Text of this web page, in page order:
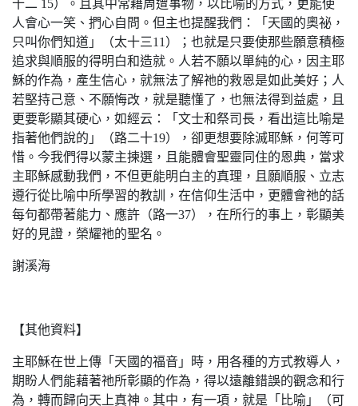
十二 15）。且其中常藉周遭事物，以比喻的方式，更能使
人會心一笑、捫心自問。但主也提醒我們：「天國的奧祕，
只叫你們知道」（太十三11）；也就是只要使那些願意積極
追求與順服的得明白和造就。人若不願以單純的心，因主耶
穌的作為，產生信心，就無法了解祂的救恩是如此美好；人
若堅持己意、不願悔改，就是聽懂了，也無法得到益處，且
更要彰顯其硬心，如經云：「文士和祭司長，看出這比喻是
指著他們說的」（路二十19），卻更想要除滅耶穌，何等可
惜。今我們得以蒙主揀選，且能體會聖靈同住的恩典，當求
主耶穌感動我們，不但更能明白主的真理，且願順服、立志
遵行從比喻中所學習的教訓，在信仰生活中，更體會祂的話
每句都帶著能力、應許（路一37），在所行的事上，彰顯美
好的見證，榮耀祂的聖名。
謝溪海
【其他資料】
主耶穌在世上傳「天國的福音」時，用各種的方式教導人，
期盼人們能藉著祂所彰顯的作為，得以遠離錯誤的觀念和行
為，轉而歸向天上真神。其中，有一項，就是「比喻」（可